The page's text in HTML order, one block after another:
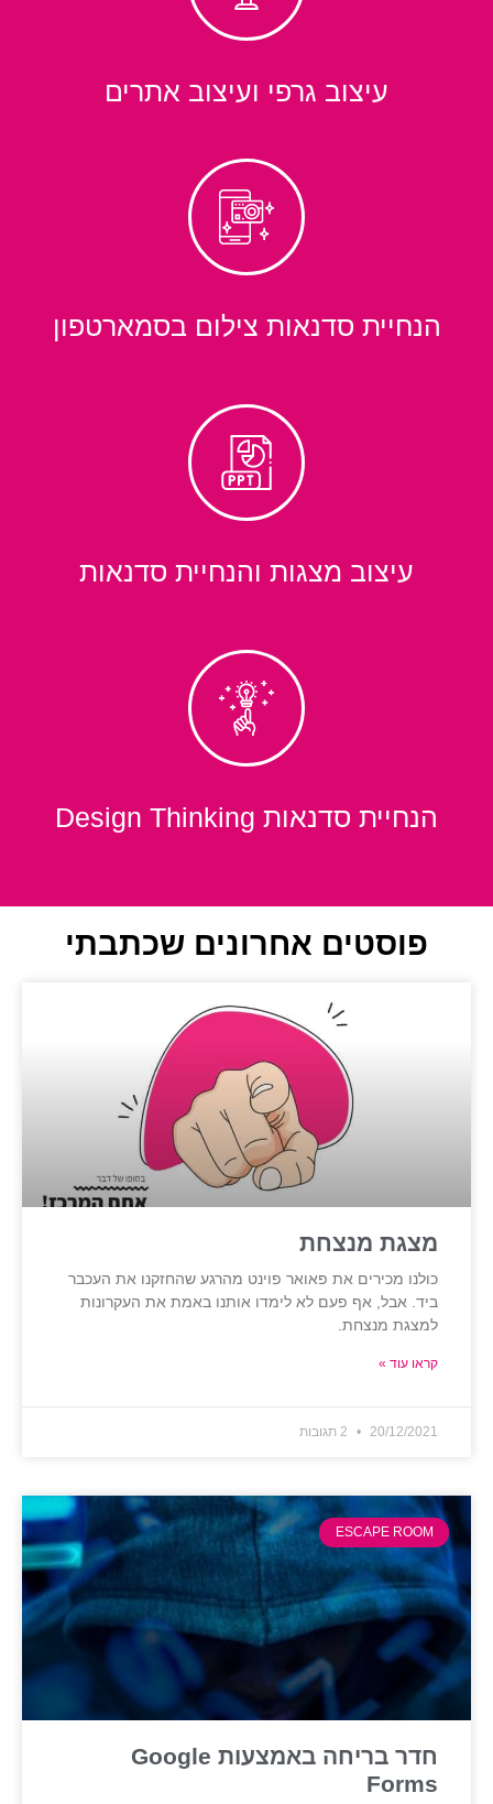
עיצוב גרפי ועיצוב אתרים
הנחיית סדנאות צילום בסמארטפון
עיצוב מצגות והנחיית סדנאות
הנחיית סדנאות Design Thinking
פוסטים אחרונים שכתבתי
מצגת מנצחת
כולנו מכירים את פאואר פוינט מהרגע שהחזקנו את העכבר
ביד. אבל, אף פעם לא לימדו אותנו באמת את העקרונות
למצגת מנצחת.
קראו עוד »
20/12/2021 2 תגובות
ESCAPE ROOM
חדר בריחה באמצעות Google
Forms